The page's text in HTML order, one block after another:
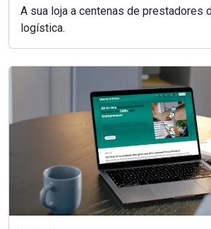
A sua loja a centenas de prestadores
logística.